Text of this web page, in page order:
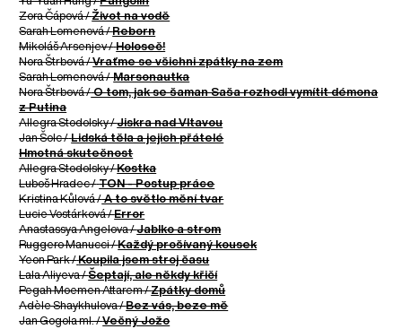
Zora Čápová /Život na vodě
Sarah Lomenová /Reborn
Mikoláš Arsenjev / Holoseč!
Nora Štrbová /Vraťme se všichni zpátky na zem
Sarah Lomenová / Marsonautka
Nora Štrbová /O tom, jak se šaman Saša rozhodl vymítit démona
z Putina
Allegra Stodolsky /Jiskra nad Vltavou
Jan Šolc / Lidská těla a jejich přátelé
Hmotná skutečnost
Allegra Stodolsky /Kostka
Luboš Hradec / TON - Postup práce
Kristina Kůlová /A to světlo mění tvar
Lucie Vostárková /Error
Anastassya Angelova /Jablko a strom
Ruggero Manucci /Každý prošívaný kousek
Yeon Park /Koupila jsem stroj času
Lala Aliyeva /Šeptají, ale někdy křičí
Pegah Moemen Attarem /Zpátky domů
Adèle Shaykhulova /Bez vás, beze mě
Jan Gogola ml. /Večný Jožo